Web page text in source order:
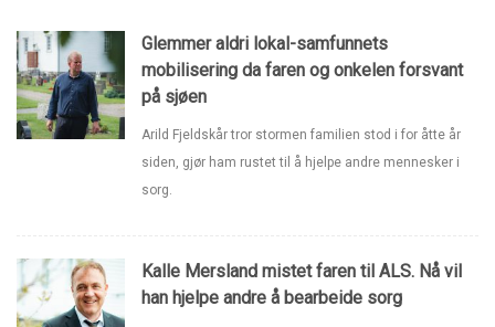
Glemmer aldri lokal-samfunnets
mobilisering da faren og onkelen forsvant
på sjøen
Arild Fjeldskår tror stormen familien stod i for åtte år
siden, gjør ham rustet til å hjelpe andre mennesker i
sorg.
Kalle Mersland mistet faren til ALS. Nå vil
han hjelpe andre å bearbeide sorg